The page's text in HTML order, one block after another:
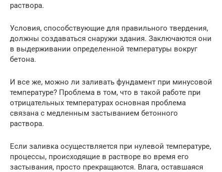
раствора.
Условия, способствующие для правильного твердения,
должны создаваться снаружи здания. Заключаются они
в выдерживании определенной температуры вокруг
бетона.
И все же, можно ли заливать фундамент при минусовой
температуре? Проблема в том, что в такой работе при
отрицательных температурах основная проблема
связана с медленным застыванием бетонного
раствора.
Если заливка осуществляется при нулевой температуре,
процессы, происходящие в растворе во время его
застывания, просто прекращаются. Влага, оставшаяся